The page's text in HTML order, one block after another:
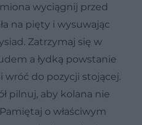
wyciągnij przed
na pięty i wysuwając
Zatrzymaj się w
a łydką powstanie
wróć do pozycji stojącej.
pilnuj, aby kolana nie
o właściwym